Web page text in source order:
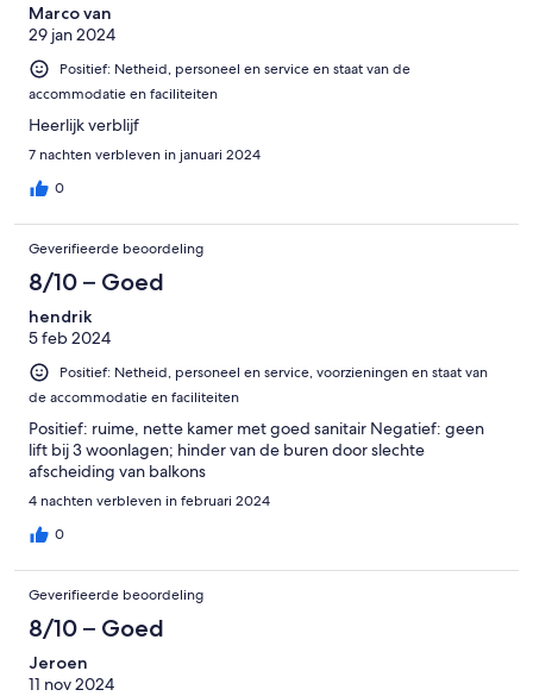
Marco van
29 jan 2024
Positief: Netheid, personeel en service en staat van de
accommodatie en faciliteiten
Heerlijk verblijf
7 nachten verbleven in januari 2024
0
Geverifieerde beoordeling
8/10 – Goed
hendrik
5 feb 2024
Positief: Netheid, personeel en service, voorzieningen en staat van
de accommodatie en faciliteiten
Positief: ruime, nette kamer met goed sanitair Negatief: geen
lift bij 3 woonlagen; hinder van de buren door slechte
afscheiding van balkons
4 nachten verbleven in februari 2024
0
Geverifieerde beoordeling
8/10 – Goed
Jeroen
11 nov 2024